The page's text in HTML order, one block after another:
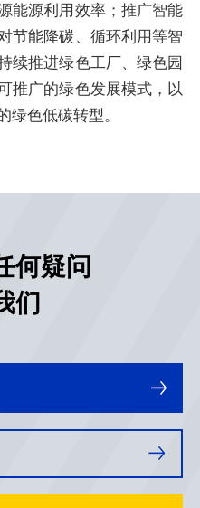
能源利用效率；推广智能
节能降碳、循环利用等智
续推进绿色工厂、绿色园
推广的绿色发展模式，以
绿色低碳转型。
何疑问
们